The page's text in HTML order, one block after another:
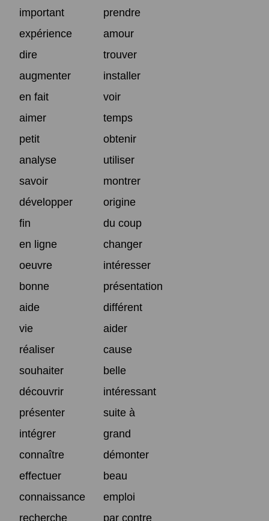
important
prendre
expérience
amour
dire
trouver
augmenter
installer
en fait
voir
aimer
temps
petit
obtenir
analyse
utiliser
savoir
montrer
développer
origine
fin
du coup
en ligne
changer
oeuvre
intéresser
bonne
présentation
aide
différent
vie
aider
réaliser
cause
souhaiter
belle
découvrir
intéressant
présenter
suite à
intégrer
grand
connaître
démonter
effectuer
beau
connaissance
emploi
recherche
par contre